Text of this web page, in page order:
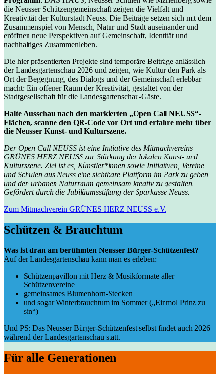
die Neusser Schützengemeinschaft zeigen die Vielfalt und
Kreativität der Kulturstadt Neuss. Die Beiträge setzen sich mit dem
Zusammenspiel von Mensch, Natur und Stadt auseinander und
eröffnen neue Perspektiven auf Gemeinschaft, Identität und
nachhaltiges Zusammenleben.
Die hier präsentierten Projekte sind temporäre Beiträge anlässlich
der Landesgartenschau 2026 und zeigen, wie Kultur den Park als
Ort der Begegnung, des Dialogs und der Gemeinschaft erlebbar
macht: Ein offener Raum der Kreativität, gestaltet von der
Stadtgesellschaft für die Landesgartenschau-Gäste.
Halte Ausschau nach den markierten „Open Call NEUSS“-
Flächen, scanne den QR-Code vor Ort und erfahre mehr über
die Neusser Kunst- und Kulturszene.
Der Open Call NEUSS ist eine Initiative des Mitmachvereins
GRÜNES HERZ NEUSS zur Stärkung der lokalen Kunst- und
Kulturszene. Ziel ist es, Künstler*innen sowie Initiativen, Vereine
und Schulen aus Neuss eine sichtbare Plattform im Park zu geben
und den urbanen Naturraum gemeinsam kreativ zu gestalten.
Gefördert durch die Jubiläumsstiftung der Sparkasse Neuss.
Zum Mitmachverein GRÜNES HERZ NEUSS e.V.
Schützen & Brauchtum
Was ist dran am berühmten Neusser Bürger-Schützenfest?
Auf der Landesgartenschau kann man es erleben:
Schützenpavillon mit Herz & Musikformate aller
Schützenvereine
gemeinsames Blumenhorn-Stecken
und sogar Winterbrauchtum im Sommer („Einmol Prinz zu
sin“)
Und PS: Das Neusser Bürger-Schützenfest selbst findet auch 2026
während der Landesgartenschau statt.
Für alle Generationen